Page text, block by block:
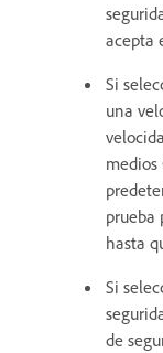
acepta
Si
una
medios
prueba
hasta
Si
de